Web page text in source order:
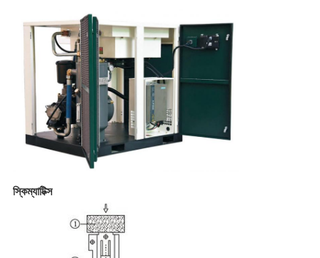
স্কিম্যাটিক্স